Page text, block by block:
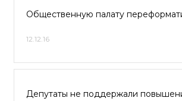
Общественную палату
12.12.16
Депутаты не поддержали